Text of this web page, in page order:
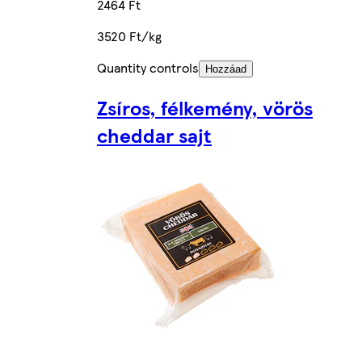
2464 Ft
3520 Ft/kg
Quantity controls
Hozzáad
Zsíros, félkemény, vörös
cheddar sajt